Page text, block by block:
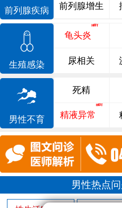
前列腺疾病 前列腺增生
生殖感染
龟头炎
尿相关
男性不育
死精
精液异常
男性热点